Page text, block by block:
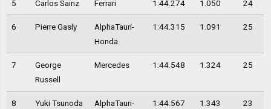
5 Carlos Sainz Ferrari 1:44.274 1.050 24
6 Pierre Gasly
AlphaTauri-
Honda
1:44.315 1.091 25
7
George
Russell
Mercedes 1:44.548 1.324 25
8 Yuki Tsunoda
AlphaTauri-
1:44.567 1.343 23